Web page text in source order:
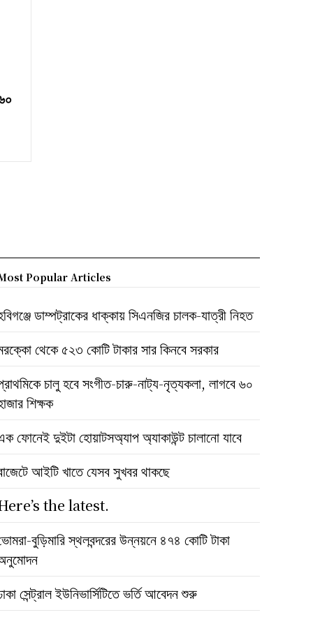
Popular Articles
ডাম্পট্রাকের ধাক্কায় সিএনজির চালক-যাত্রী নিহত
থেকে ৫২৩ কোটি টাকার সার কিনবে সরকার
চালু হবে সংগীত-চারু-নাট্য-নৃত্যকলা, লাগবে ৬০
শিক্ষক
ফোনেই দুইটা হোয়াটসঅ্যাপ অ্যাকাউন্ট চালানো যাবে
আইটি খাতে যেসব সুখবর থাকছে
the latest.
বুড়িমারি স্থলবন্দরের উন্নয়নে ৪৭৪ কোটি টাকা
সেন্ট্রাল ইউনিভার্সিটিতে ভর্তি আবেদন শুরু